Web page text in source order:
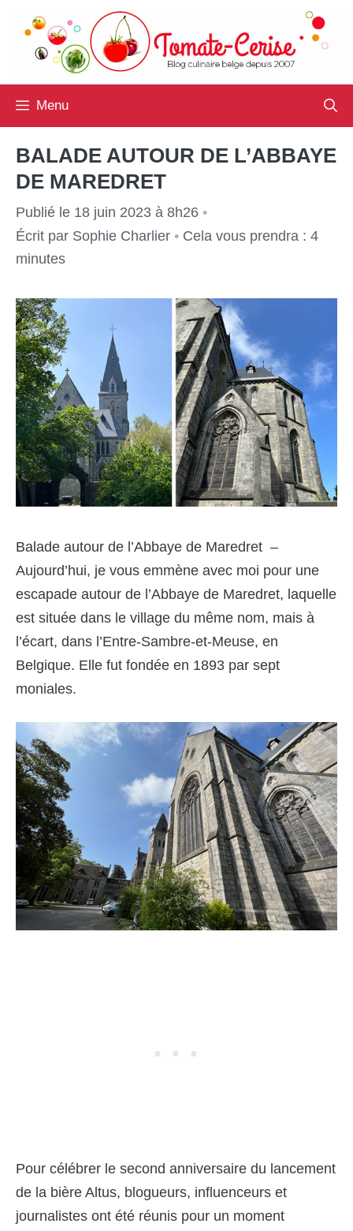
contenu
Menu
BALADE AUTOUR DE L’ABBAYE
DE MAREDRET
Publié le 18 juin 2023 à 8h26 •
Écrit par Sophie Charlier • Cela vous prendra : 4
minutes
Balade autour de l’Abbaye de Maredret –
Aujourd’hui, je vous emmène avec moi pour une
escapade autour de l’Abbaye de Maredret, laquelle
est située dans le village du même nom, mais à
l’écart, dans l’Entre-Sambre-et-Meuse, en
Belgique. Elle fut fondée en 1893 par sept
moniales.
Pour célébrer le second anniversaire du lancement
de la bière Altus, blogueurs, influenceurs et
journalistes ont été réunis pour un moment